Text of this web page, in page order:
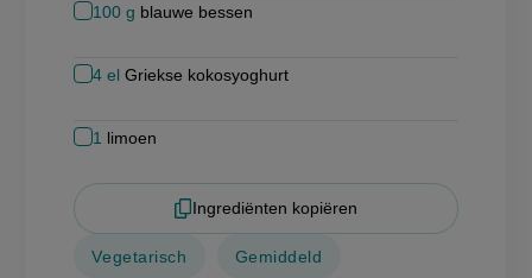
100 g blauwe bessen
4 el Griekse kokosyoghurt
1 limoen
Ingrediënten kopiëren
Vegetarisch Gemiddeld